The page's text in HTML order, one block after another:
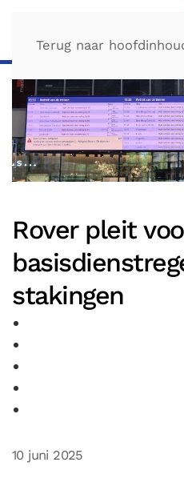
Terug naar
Rover pleit
stakingen
10 juni 2025